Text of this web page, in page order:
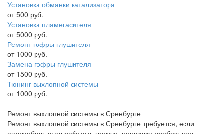
Установка обманки катализатора
от 500 руб.
Установка пламегасителя
от 5000 руб.
Ремонт гофры глушителя
от 1000 руб.
Замена гофры глушителя
от 1500 руб.
Тюнинг выхлопной системы
от 1000 руб.
Ремонт выхлопной системы в Оренбурге
Ремонт выхлопной системы в Оренбурге требуется, если